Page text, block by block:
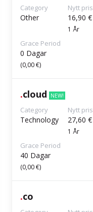
Category
Other
Nytt pris
16,90 €
1 År
Grace Period
0 Dagar
(0,00 €)
.cloud NEW!
Category
Technology
Nytt pris
27,60 €
1 År
Grace Period
40 Dagar
(0,00 €)
.co